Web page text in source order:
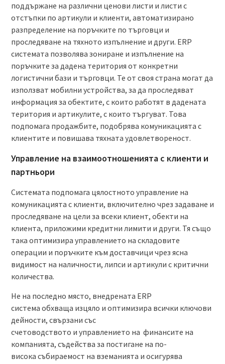
поддържане на различни ценови листи и листи с
отстъпки по артикули и клиенти, автоматизирано
разпределение на поръчките по търговци и
проследяване на тяхното изпълнение и други. ERP
системата позволява зониране и изпълнение на
поръчките за дадена територия от конкретни
логистични бази и търговци. Те от своя страна могат да
използват мобилни устройства, за да проследяват
информация за обектите, с които работят в дадената
територия и артикулите, с които търгуват. Това
подпомага продажбите, подобрява комуникацията с
клиентите и повишава тяхната удовлетвореност.
Управление на взаимоотношенията с клиенти и
партньори
Системата подпомага цялостното управление на
комуникацията с клиенти, включително чрез задаване и
проследяване на цели за всеки клиент, обекти на
клиента, приложими кредитни лимити и други. Тя също
така оптимизира управлението на складовите
операции и поръчките към доставчици чрез ясна
видимост на наличности, липси и артикули с критични
количества.
Не на последно място, внедрената ERP
система обхваща изцяло и оптимизира всички ключови
дейности, свързани със
счетоводството и управлението на финансите на
компанията, съдейства за постигане на по-
висока събираемост на вземанията и осигурява